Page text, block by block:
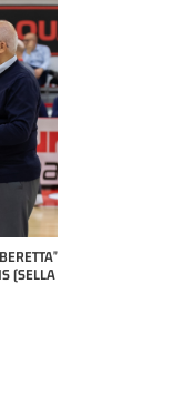
'26 -